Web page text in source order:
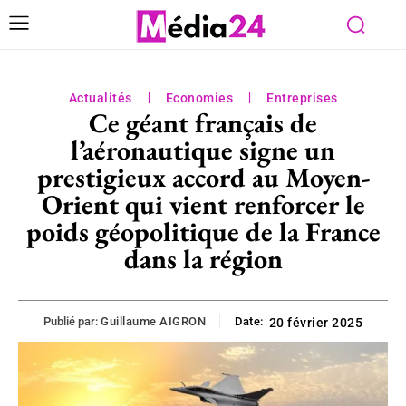
Actualités Economies Entreprises
Ce géant français de
l’aéronautique signe un
prestigieux accord au Moyen-
Orient qui vient renforcer le
poids géopolitique de la France
dans la région
Publié par: Guillaume AIGRON Date: 20 février 2025